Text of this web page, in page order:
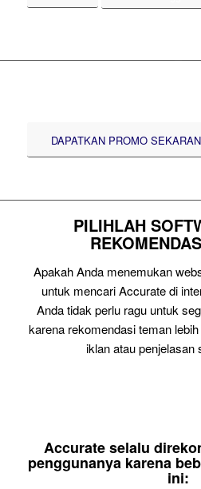
DAPATKAN PROMO
PILIHLAH
Apakah Anda menemukan
untuk mencari Accurate di
Anda tidak perlu ragu untuk
karena rekomendasi teman
iklan atau penjelasan
Accurate selalu
penggunanya karena
ini: